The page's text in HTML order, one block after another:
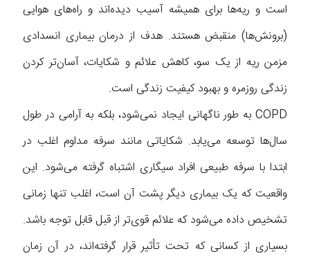
است و ریه‌ها برای همیشه آسیب دیده‌اند و راه‌های هوایی
(برونش‌ها) منقبض هستند. هدف از درمان بیماری انسدادی
مزمن ریه از یک سو، کاهش علائم و شکایات، آسان‌تر کردن
زندگی روزمره و بهبود کیفیت زندگی است.
COPD به طور ناگهانی ایجاد نمی‌شود، بلکه به آرامی در طول
سال‌ها توسعه می‌یابد. شکایاتی مانند سرفه مداوم اغلب در
ابتدا با سرفه طبیعی افراد سیگاری اشتباه گرفته می‌شود. این
واقعیت که یک بیماری دیگر پشت آن است، اغلب تنها زمانی
تشخیص داده می‌شود که علائم قوی‌تر از قبل قابل توجه باشد.
بسیاری از کسانی که تحت تأثیر قرار گرفته‌اند، در آن زمان